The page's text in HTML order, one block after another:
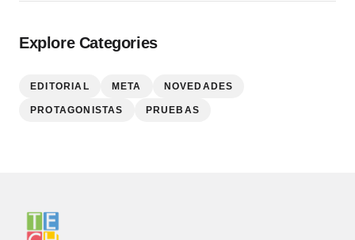
Explore Categories
EDITORIAL META NOVEDADES
PROTAGONISTAS PRUEBAS